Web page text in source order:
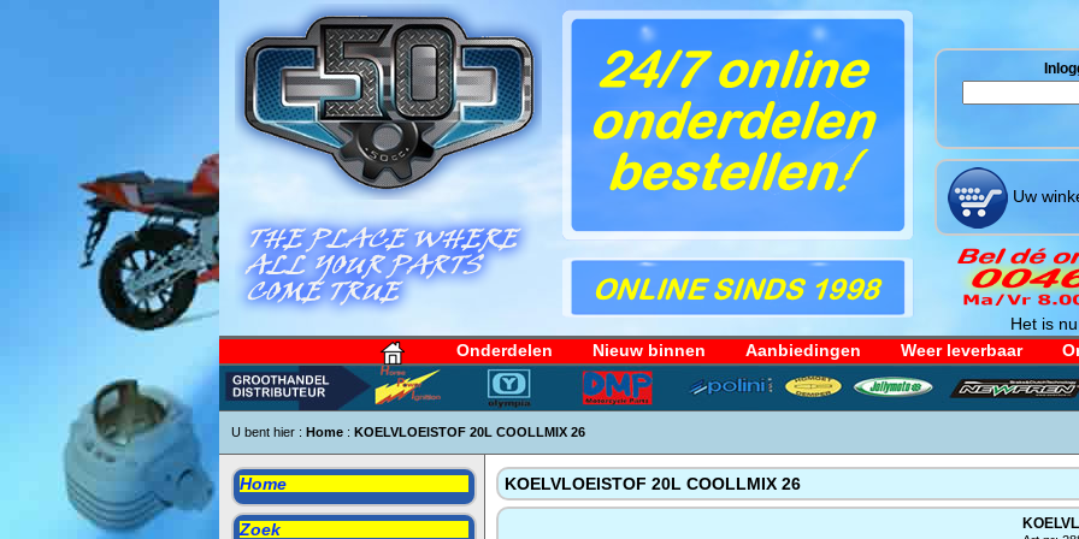
Uw
Het is
Onderdelen
Nieuw binnen Aanbiedingen Weer leverbaar
U bent hier : Home : KOELVLOEISTOF 20L COOLLMIX 26
Home
Zoek
KOELVLOEISTOF 20L COOLLMIX 26